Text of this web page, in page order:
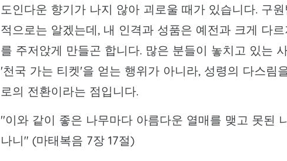
도인다운 향기가 나지 않아 괴로울 때가 있습니다. 구
적으로는 알겠는데, 내 인격과 성품은 예전과 크게 다
를 주저앉게 만들곤 합니다. 많은 분들이 놓치고 있는
'천국 가는 티켓'을 얻는 행위가 아니라, 성령의 다스림
로의 전환이라는 점입니다.
"이와 같이 좋은 나무마다 아름다운 열매를 맺고 못된
나니" (마태복음 7장 17절)